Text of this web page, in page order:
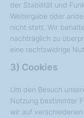
der Stabilität und
Weitergabe oder
nicht statt. Wir
nachträglich zu
eine rechtswidrige
3) Cookies
Um den Besuch
Nutzung bestimmter
wir auf